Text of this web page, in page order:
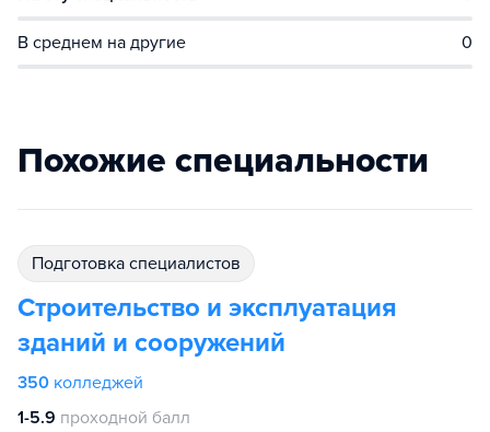
В среднем на другие 0
Похожие специальности
подготовка специалистов
Строительство и эксплуатация
зданий и сооружений
350 колледжей
1-5.9 проходной балл